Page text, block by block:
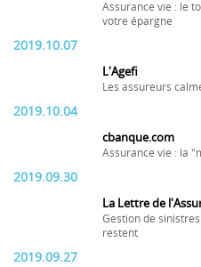
Assurance vie : le
votre épargne
2019.10.07
L'Agefi
Les assureurs
2019.10.04
cbanque.com
Assurance vie : la
2019.09.30
La Lettre de
Gestion de
restent
2019.09.27